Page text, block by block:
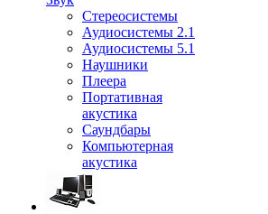
Стереосистемы
Аудиосистемы 2.1
Аудиосистемы 5.1
Наушники
Плеера
Портативная
акустика
Саундбары
Компьютерная
акустика